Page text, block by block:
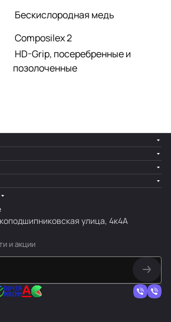
Бескислородная медь
Composilex 2
HD-Grip, посеребренные и
позолоченные
улица, 4к4А
и акции